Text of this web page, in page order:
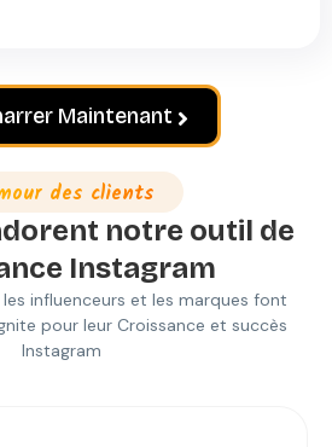
Maintenant
des clients
notre outil de
Instagram
influenceurs et les marques font
pour leur Croissance et succès
Instagram